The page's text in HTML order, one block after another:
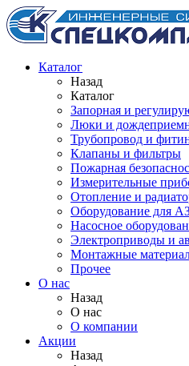
Каталог
Назад
Каталог
Запорная и
Люки и
Трубопровод и
Клапаны и фильтры
Пожарная
Измерительные
Отопление и
Оборудование для
Насосное
Электроприводы и
Монтажные
Прочее
О нас
Назад
О нас
О компании
Акции
Назад